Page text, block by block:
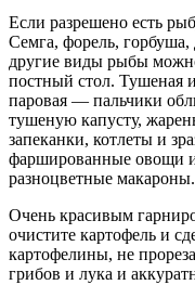
Если разрешено есть
Семга, форель,
другие виды рыбы
постный стол. Тушеная
паровая — пальчики
тушеную капусту,
запеканки, котлеты и
фаршированные овощи
разноцветные макароны.
Очень красивым
очистите картофель и
картофелины, не
грибов и лука и